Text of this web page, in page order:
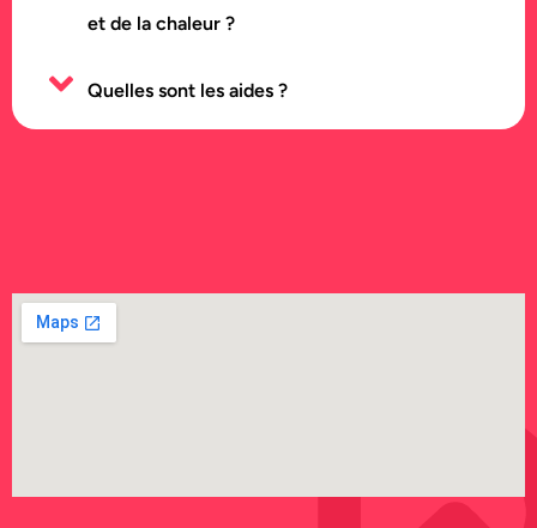
et de la chaleur ?
Quelles sont les aides ?